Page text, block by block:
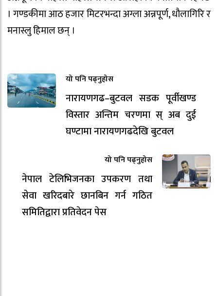
। गण्डकीमा आठ हजार मिटरभन्दा अग्ला अन्नपूर्ण, धौलागिरि र
मनास्लु हिमाल छन् ।
यो पनि पढ्नुहोस
नारायणगढ–बुटवल सडक पूर्वीखण्ड
विस्तार अन्तिम चरणमा स् अब दुई
घण्टामा नारायणगढदेखि बुटवल
यो पनि पढ्नुहोस
नेपाल टेलिभिजनका उपकरण तथा
सेवा खरिदबारे छानबिन गर्न गठित
समितिद्वारा प्रतिवेदन पेस